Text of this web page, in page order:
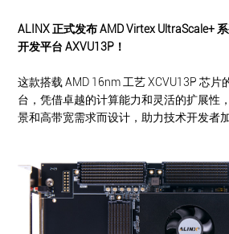
ALINX 正式发布 AMD Virtex UltraScale+
开发平台 AXVU13P！
这款搭载 AMD 16nm 工艺 XCVU13P 芯片
台，凭借卓越的计算能力和灵活的扩展性
景和高带宽需求而设计，助力技术开发者